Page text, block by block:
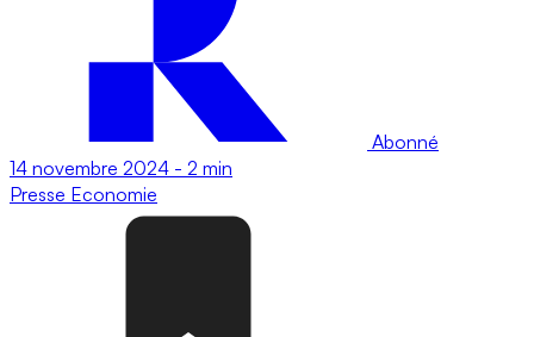
Abonné
14 novembre 2024 - 2 min
Presse Economie